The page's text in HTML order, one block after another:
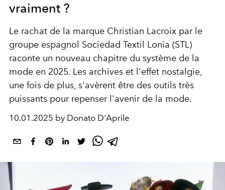
vraiment ?
Le rachat de la marque Christian Lacroix par le
groupe espagnol Sociedad Textil Lonia (STL)
raconte un nouveau chapitre du système de la
mode en 2025. Les archives et l'effet nostalgie,
une fois de plus, s'avèrent être des outils très
puissants pour repenser l'avenir de la mode.
10.01.2025 by Donato D'Aprile